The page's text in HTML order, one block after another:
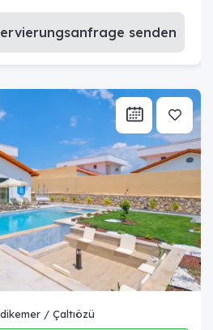
senden
/ Çaltıözü